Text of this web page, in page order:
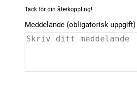
Tack för din återkoppling!
Meddelande (obligatorisk uppgift)